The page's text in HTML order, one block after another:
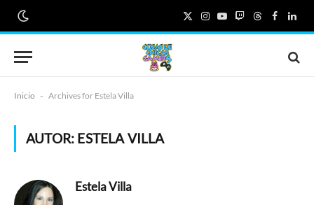
X
(Twitter)
Instagram
YouTube
TwitchThreads
Inicio - Archives for Estela Villa
AUTOR: ESTELA VILLA
Estela Villa